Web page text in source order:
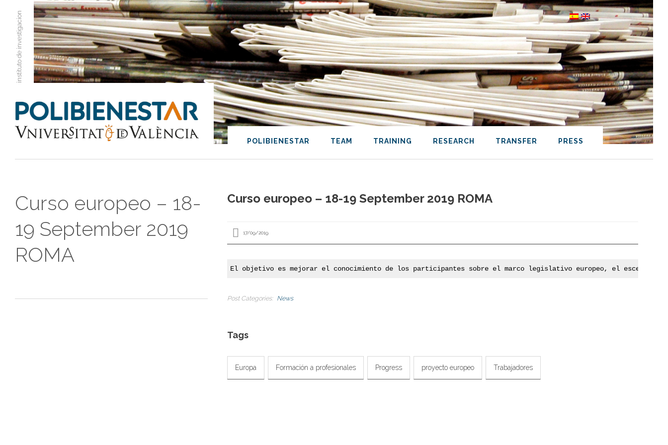
instituto de investigacion
POLIBIENESTAR TEAM TRAINING RESEARCH TRANSFER PRESS
Curso europeo – 18-
19 September 2019
ROMA
Curso europeo – 18-19 September 2019 ROMA
17/09/2019
El objetivo es mejorar el conocimiento de los participantes sobre el marco legislativo europeo, el
Post Categories News
Tags
Europa Formación a profesionales Progress proyecto europeo Trabajadores